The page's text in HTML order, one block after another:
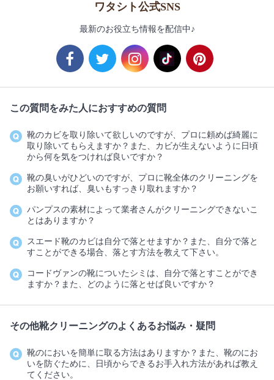
ワタシト公式SNS
最新のお役立ち情報を配信中♪
この質問をみた人におすすめの質問
靴のカビを取り除いて欲しいのですが、プロに頼めば綺麗に
取り除いてもらえますか？また、カビが生えないように日頃
から何を気をつければ良いですか？
靴の臭いがひどいのですが、プロに靴全体のクリーニングを
お願いすれば、臭いもすっきり取れますか？
パンプスの素材によって業者さんがクリーニングできないこ
とはありますか？
スエード靴のカビは自分で落とせますか？また、自分で落と
すことができる場合、落とす方法を教えて下さい。
コードヴァンの靴についたシミは、自分で落とすことができ
ますか？また、どのように落とせば良いですか？
その他靴クリーニングのよくあるお悩み・疑問
靴のにおいを簡単に取る方法はありますか？また、靴のにお
いを防ぐために、日頃からできるお手入れ方法があれば教え
てください。